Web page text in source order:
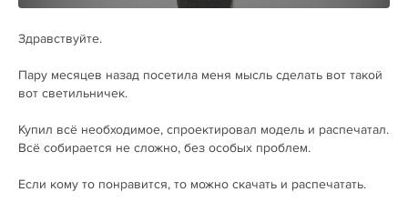
Здравствуйте.
Пару месяцев назад посетила меня мысль сделать вот такой
вот светильничек.
Купил всё необходимое, спроектировал модель и распечатал.
Всё собирается не сложно, без особых проблем.
Если кому то понравится, то можно скачать и распечатать.